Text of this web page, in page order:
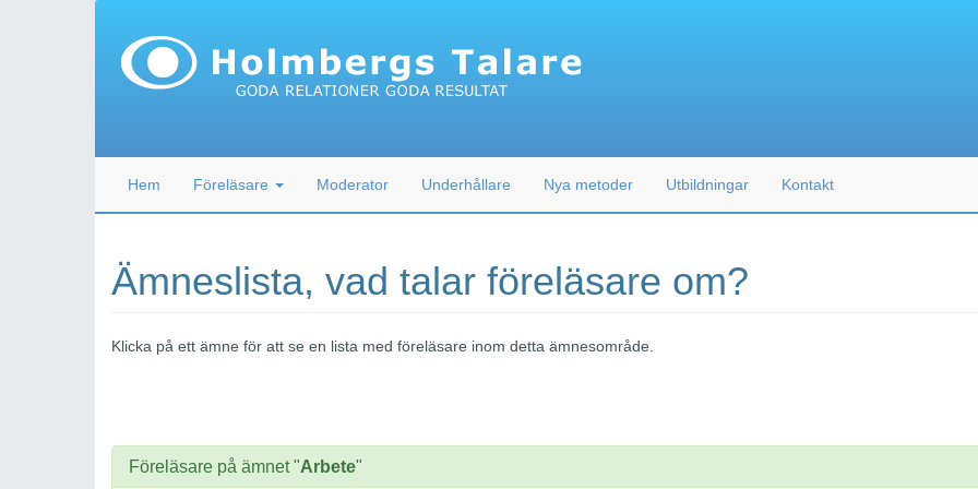
Hem Föreläsare Moderator Underhållare Nya metoder Utbildningar Kontakt
Ämneslista, vad talar föreläsare om?
Klicka på ett ämne för att se en lista med föreläsare inom detta ämnesområde.
Föreläsare på ämnet "Arbete"